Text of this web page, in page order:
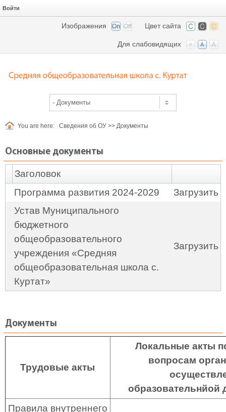
Войти
Цвет сайта
Изображения
Для слабовидящих
You are here: Сведения об ОУ >> Документы
Основные документы
Заголовок
Программа развития 2024-2029
Загрузить
Устав Муниципального
бюджетного
общеобразовательного
учреждения «Средняя
общеобразовательная школа с.
Куртат»
Загрузить
Документы
Трудовые акты
Локальные акты
вопросам
образовательнйой
Правила внутреннего